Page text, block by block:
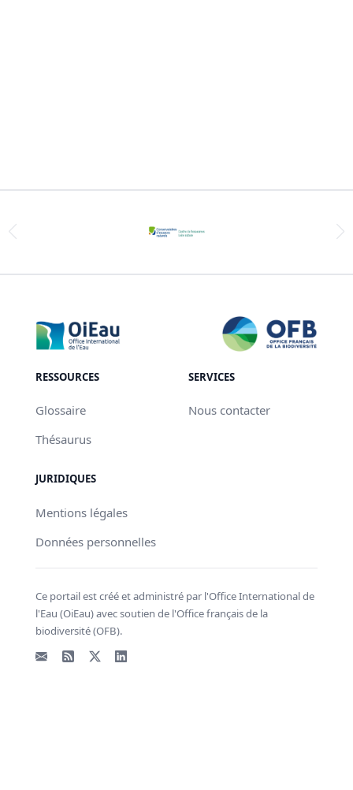
RESSOURCES
Glossaire
Thésaurus
SERVICES
Nous contacter
JURIDIQUES
Mentions légales
Données personnelles
Ce portail est créé et administré par l'Office International de
l'Eau (OiEau) avec soutien de l'Office français de la
biodiversité (OFB).